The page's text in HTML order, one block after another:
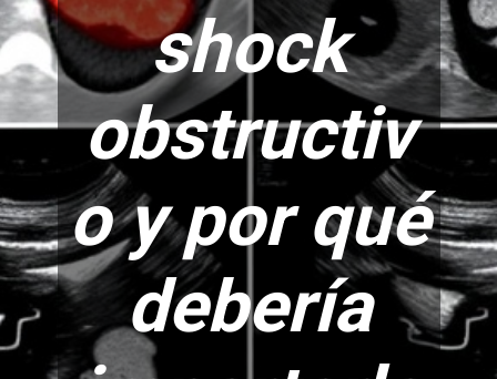
shock
obstructiv
o y por qué
debería